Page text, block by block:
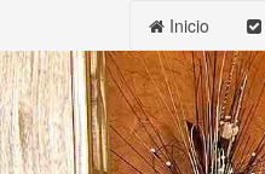
Inicio